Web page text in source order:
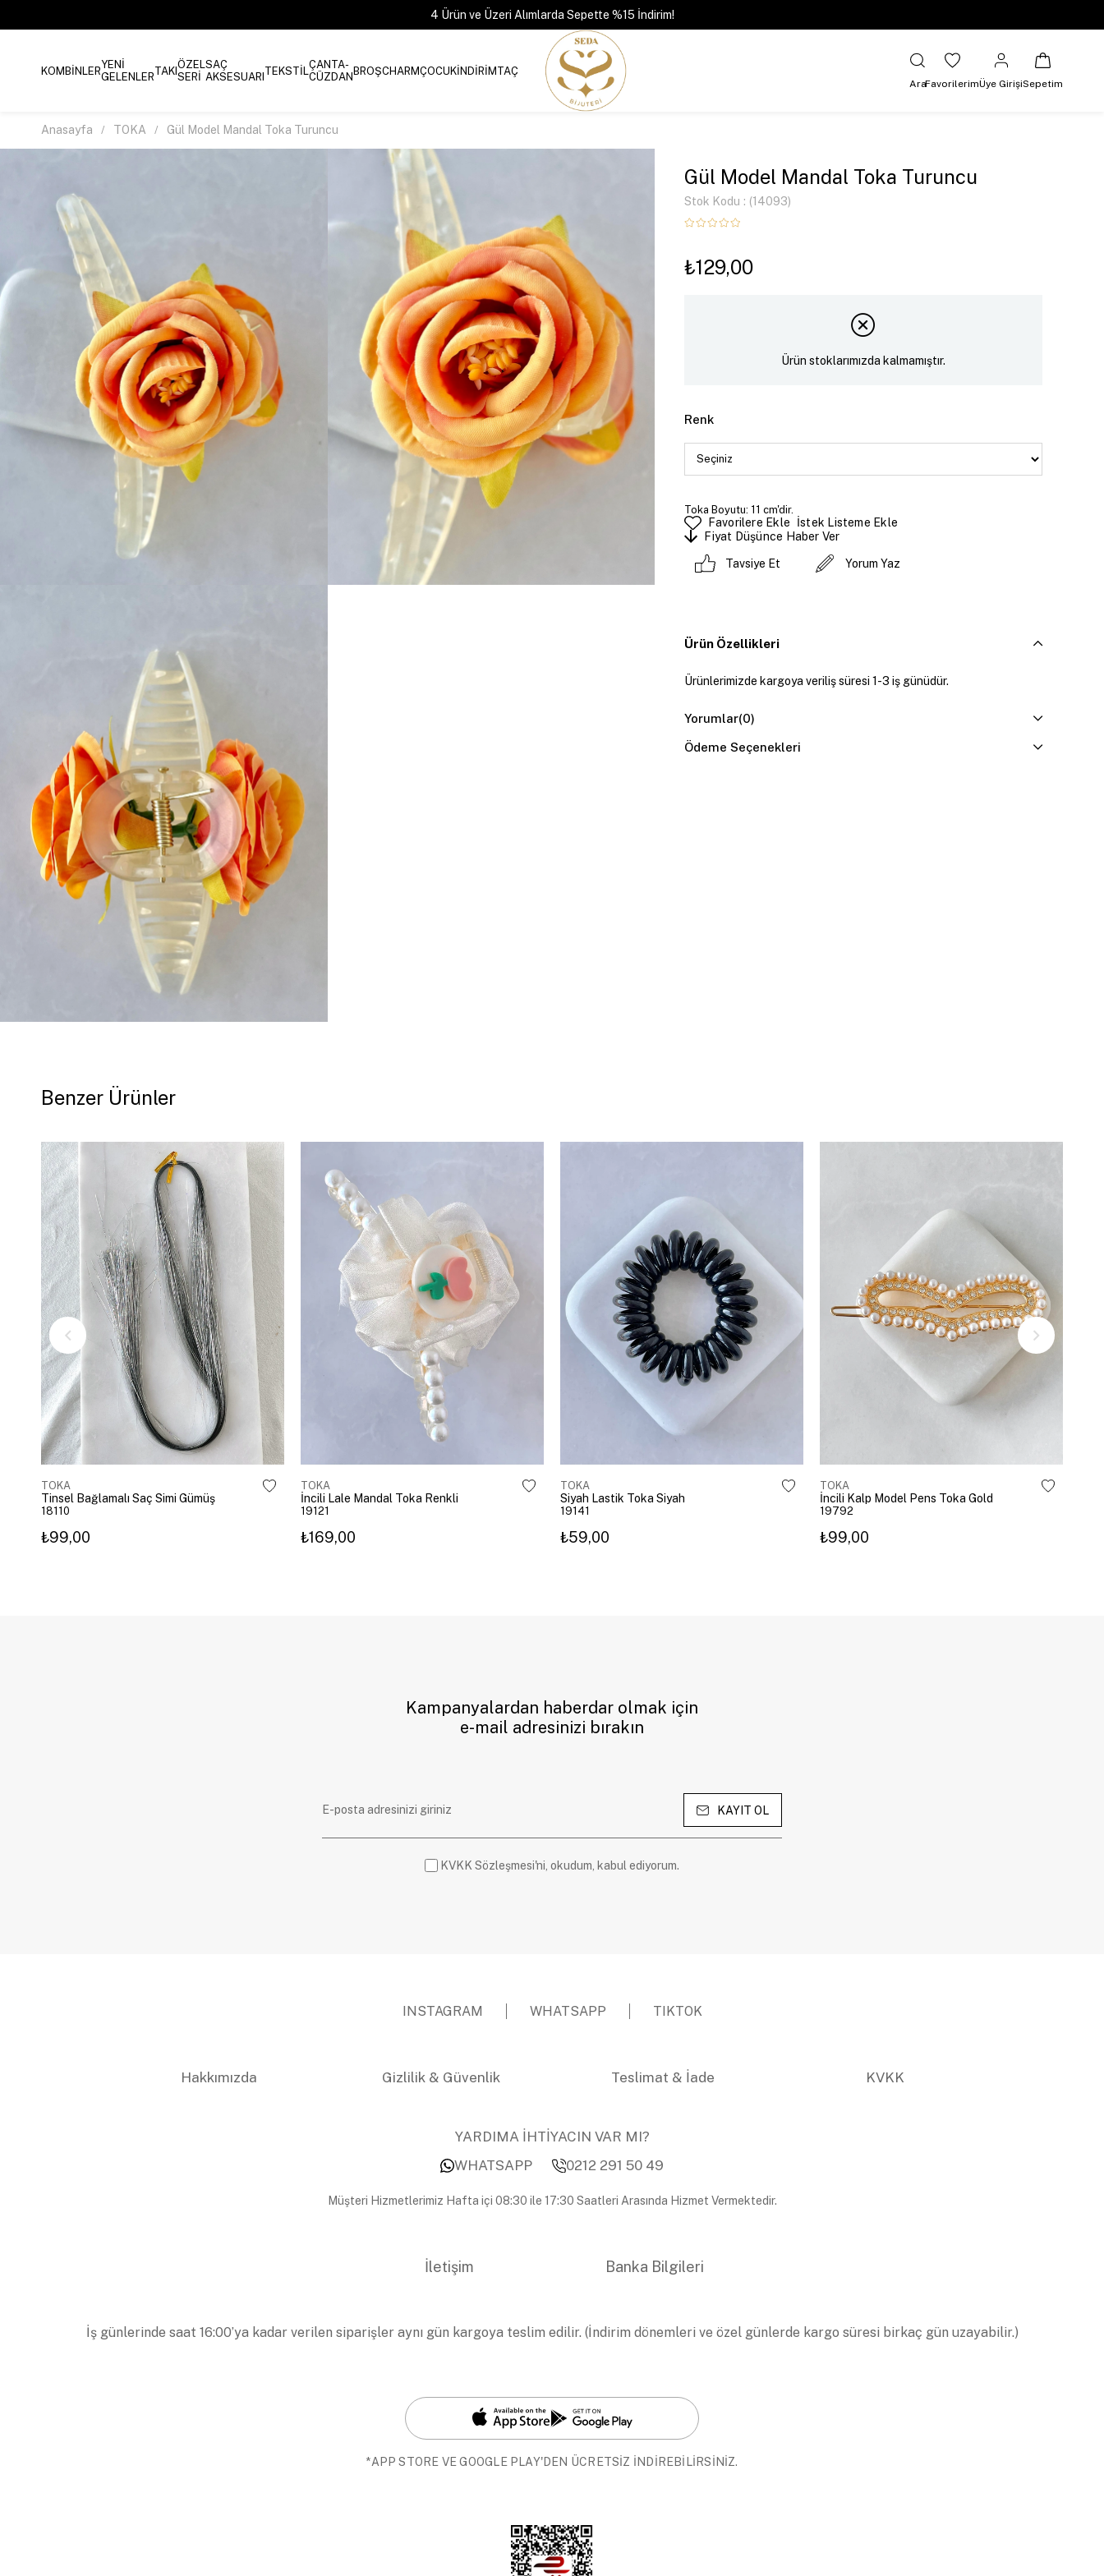
4 Ürün ve Üzeri Alımlarda Sepette %15 İndirim!
KOMBİNLERYENİ
GELENLERTAKIÖZEL
SERİ
SAÇ
AKSESUARI TEKSTİLÇANTA-
CÜZDANBROŞCHARMÇOCUKİNDİRİMTAÇ
AraFavorilerimÜye GirişiSepetim
Anasayfa TOKA Gül Model Mandal Toka Turuncu
Gül Model Mandal Toka Turuncu
Stok Kodu (14093)
₺129,00
Ürün stoklarımızda kalmamıştır.
Renk
Toka Boyutu: 11 cm'dir.
Favorilere Ekle
İstek Listeme Ekle
Fiyat Düşünce Haber Ver
Tavsiye Et Yorum Yaz
Ürün Özellikleri
Ürünlerimizde kargoya veriliş süresi 1-3 iş günüdür.
Yorumlar(0)
Ödeme Seçenekleri
Benzer Ürünler
TOKA
Tinsel Bağlamalı Saç Simi Gümüş
18110
₺99,00
TOKA
İncili Lale Mandal Toka Renkli
19121
₺169,00
TOKA
Siyah Lastik Toka Siyah
19141
₺59,00
TOKA
İncili Kalp Model Pens Toka Gold
19792
₺99,00
Kampanyalardan haberdar olmak için
e-mail adresinizi bırakın
KAYIT OL
KVKK Sözleşmesi'ni, okudum, kabul ediyorum.
INSTAGRAM WHATSAPP TIKTOK
Hakkımızda Gizlilik & Güvenlik Teslimat & İade KVKK
YARDIMA İHTİYACIN VAR MI?
WHATSAPP
0212 291 50 49
Müşteri Hizmetlerimiz Hafta içi 08:30 ile 17:30 Saatleri Arasında Hizmet Vermektedir.
İletişim Banka Bilgileri
İş günlerinde saat 16:00’ya kadar verilen siparişler aynı gün kargoya teslim edilir. (İndirim dönemleri ve özel günlerde kargo süresi birkaç gün uzayabilir.)
*APP STORE VE GOOGLE PLAY'DEN ÜCRETSİZ İNDİREBİLİRSİNİZ.